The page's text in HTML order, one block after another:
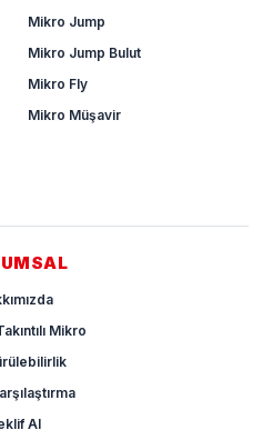
Mikro Jump
Mikro Jump Bulut
Mikro Fly
Mikro Müşavir
Mikro
Al